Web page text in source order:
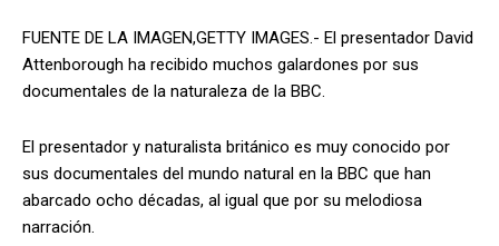
FUENTE DE LA IMAGEN,GETTY IMAGES.- El presentador David
Attenborough ha recibido muchos galardones por sus
documentales de la naturaleza de la BBC.
El presentador y naturalista británico es muy conocido por
sus documentales del mundo natural en la BBC que han
abarcado ocho décadas, al igual que por su melodiosa
narración.